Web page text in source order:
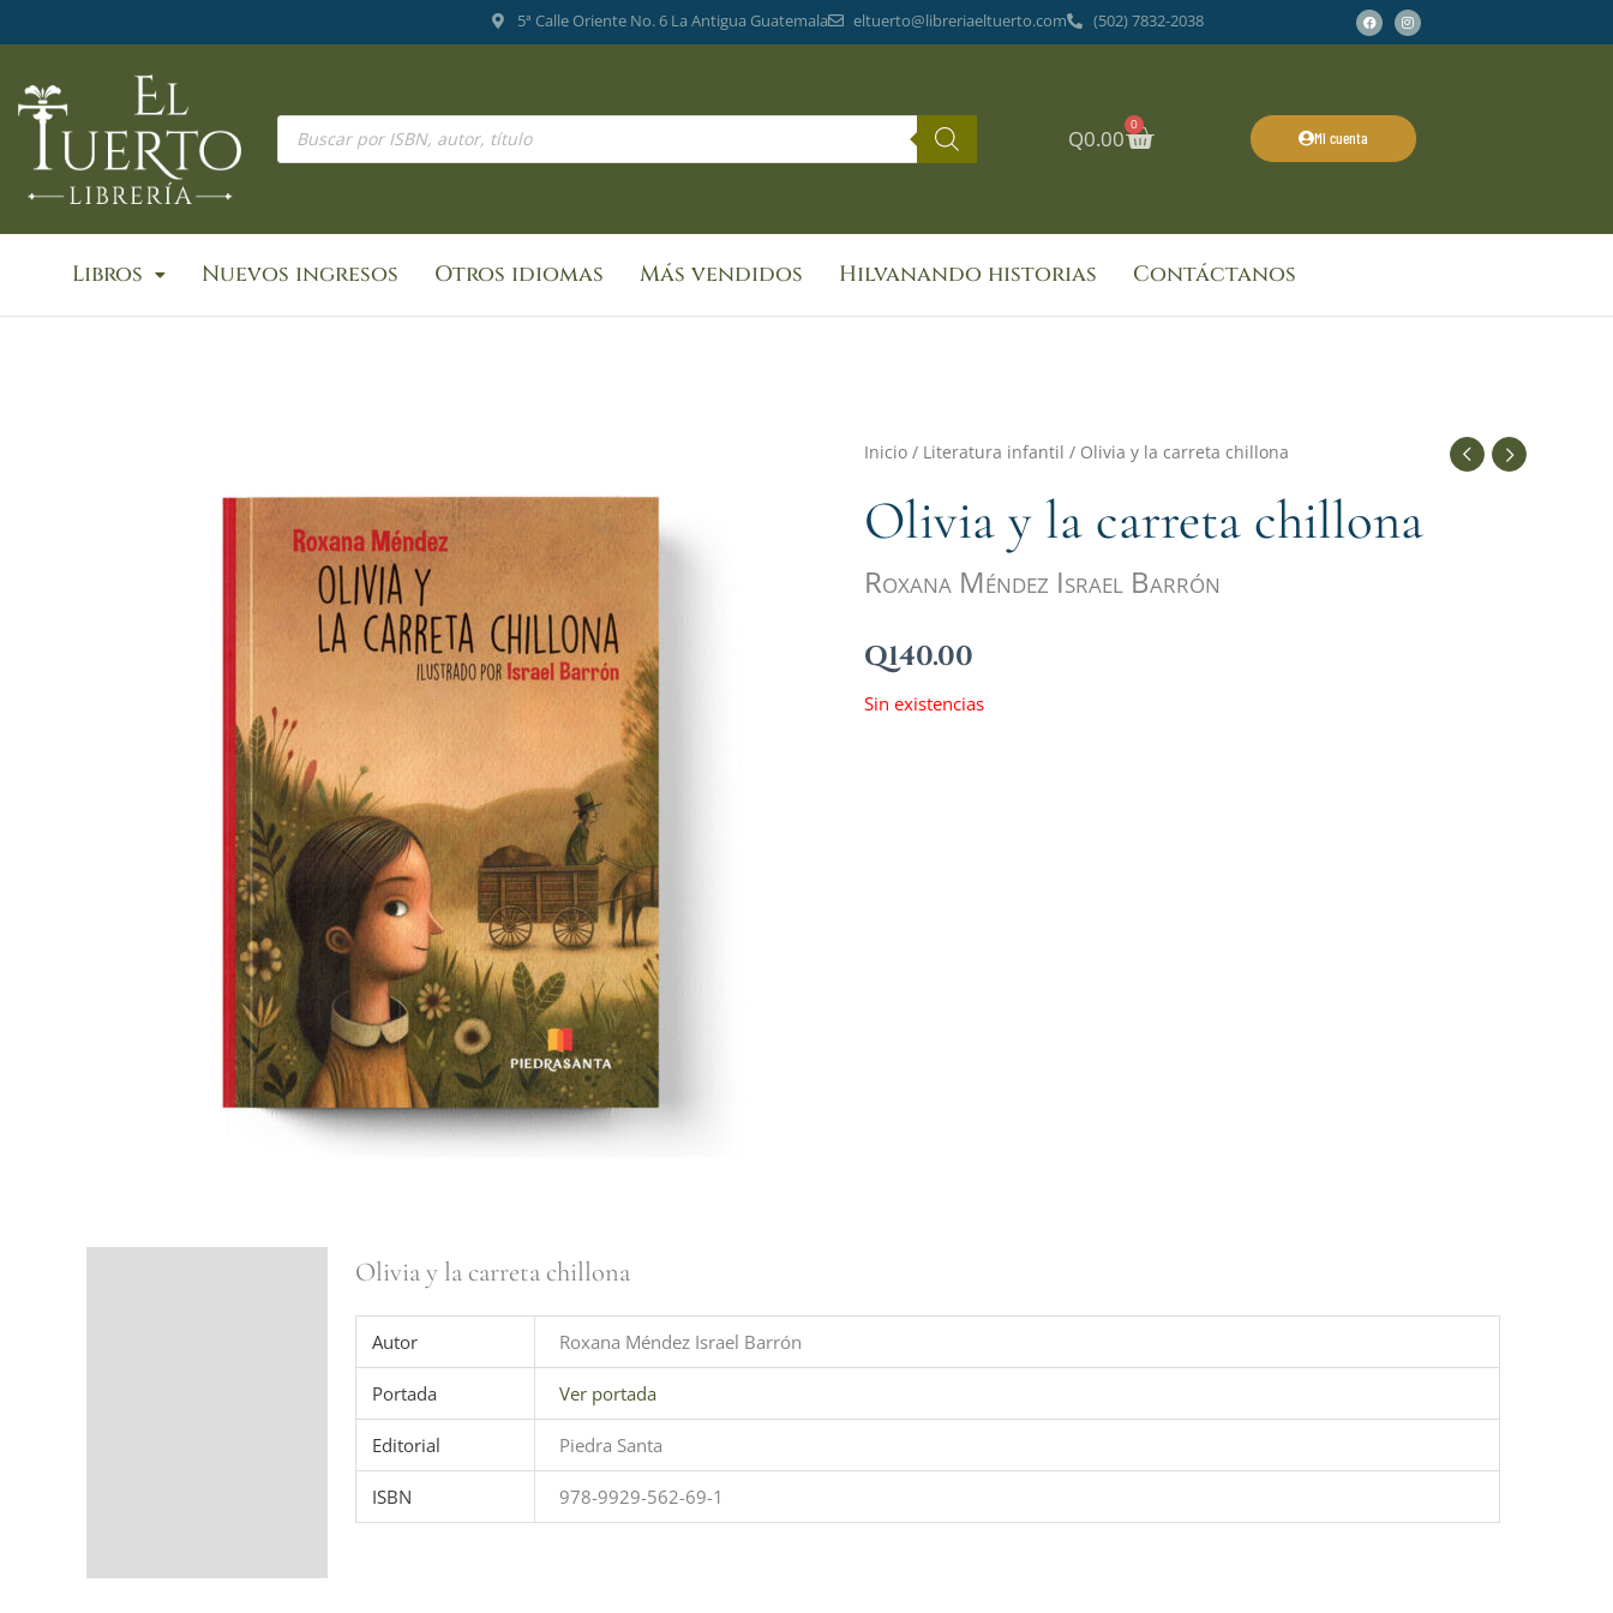
al
5ª Calle Oriente No. 6 La Antigua Guatemala eltuerto@libreriaeltuerto.com (502) 7832-2038 FacebookInstagram
Búsqueda
productos
Q0.00
0
Cart Mi cuenta
Libros Nuevos ingresos Otros idiomas Más vendidos Hilvanando historias Contáctanos
Inicio / Literatura infantil / Olivia y la carreta chillona
Olivia y la carreta chillona
Roxana Méndez Israel Barrón
Q140.00
Sin existencias
Olivia y la carreta chillona
Autor Roxana Méndez Israel Barrón
Portada Ver portada
Editorial Piedra Santa
ISBN 978-9929-562-69-1